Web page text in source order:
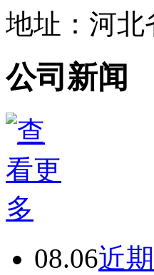
地址：河北
公司新闻
08.06近